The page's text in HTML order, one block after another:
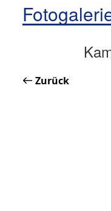
Zurück